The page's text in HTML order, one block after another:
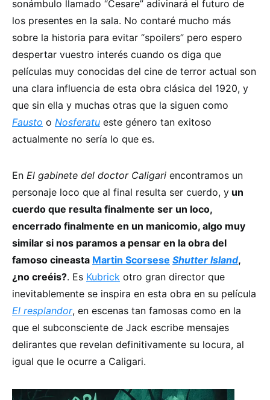
sonámbulo llamado “Cesare” adivinará el futuro de
los presentes en la sala. No contaré mucho más
sobre la historia para evitar “spoilers” pero espero
despertar vuestro interés cuando os diga que
películas muy conocidas del cine de terror actual son
una clara influencia de esta obra clásica del 1920, y
que sin ella y muchas otras que la siguen como
Fausto o Nosferatu este género tan exitoso
actualmente no sería lo que es.
En El gabinete del doctor Caligari encontramos un
personaje loco que al final resulta ser cuerdo, y un
cuerdo que resulta finalmente ser un loco,
encerrado finalmente en un manicomio, algo muy
similar si nos paramos a pensar en la obra del
famoso cineasta Martin Scorsese Shutter Island,
¿no creéis?. Es Kubrick otro gran director que
inevitablemente se inspira en esta obra en su película
El resplandor, en escenas tan famosas como en la
que el subconsciente de Jack escribe mensajes
delirantes que revelan definitivamente su locura, al
igual que le ocurre a Caligari.